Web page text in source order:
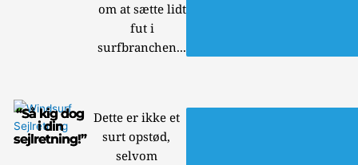
om at sætte lidt
fut i
surfbranchen...
“Så kig dog
i din
sejlretning!”
Dette er ikke et
surt opstød,
selvom